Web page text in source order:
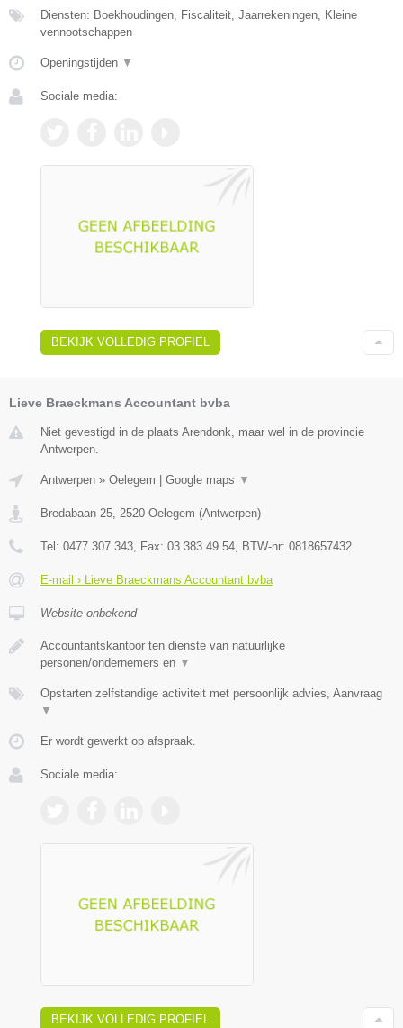
Diensten: Boekhoudingen, Fiscaliteit, Jaarrekeningen, Kleine
vennootschappen
Openingstijden ▼
Sociale media:
BEKIJK VOLLEDIG PROFIEL
Lieve Braeckmans Accountant bvba
Niet gevestigd in de plaats Arendonk, maar wel in de provincie
Antwerpen.
Antwerpen » Oelegem | Google maps ▼
Bredabaan 25 2520 Oelegem (Antwerpen)
Tel: 0477 307 343 , Fax: 03 383 49 54 , BTW-nr: 0818657432
E-mail › Lieve Braeckmans Accountant bvba
Website onbekend
Accountantskantoor ten dienste van natuurlijke
personen/ondernemers en ▼
Opstarten zelfstandige activiteit met persoonlijk advies, Aanvraag
▼
Er wordt gewerkt op afspraak.
Sociale media:
BEKIJK VOLLEDIG PROFIEL